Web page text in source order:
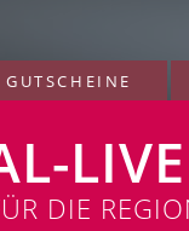
GUTSCHEINE
LIVE
DIE